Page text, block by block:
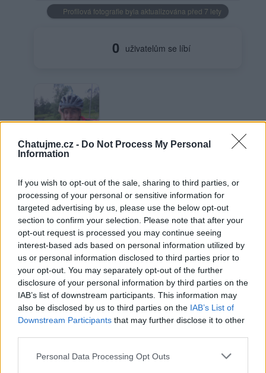
Chatujme.cz - Do Not Process My Personal
Information
If you wish to opt-out of the sale, sharing to third parties, or
processing of your personal or sensitive information for
targeted advertising by us, please use the below opt-out
section to confirm your selection. Please note that after your
opt-out request is processed you may continue seeing
interest-based ads based on personal information utilized by
us or personal information disclosed to third parties prior to
your opt-out. You may separately opt-out of the further
disclosure of your personal information by third parties on the
IAB’s list of downstream participants. This information may
also be disclosed by us to third parties on the IAB’s List of
Downstream Participants that may further disclose it to other
Personal Data Processing Opt Outs
Profilová fotografie byla aktualizována před 7 lety
0 uživatelům se líbí
Já
Neověřený profil
Tento uživatel zatím neprokázal svou identitu ověřovací
fotografií. U neověřených profilů nelze zaručit, že fotografie a
údaje odpovídají skutečné osobě.
Věk: 45
Okres: Brno-město
Země: